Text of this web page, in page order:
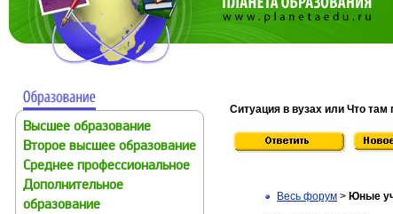
Высшее образование
Второе высшее образование
Среднее профессиональное
Дополнительное
образование
Ситуация в вузах или Что
Весь форум > Юные